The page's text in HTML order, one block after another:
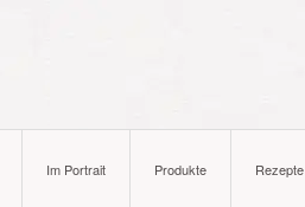
Im Portrait Produkte Rezepte